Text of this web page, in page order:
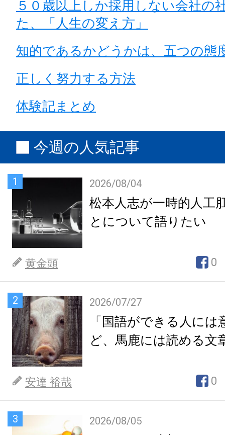
５０歳以上しか採用しない会社の
た、「人生の変え方」
知的であるかどうかは、五つの態
正しく努力する方法
体験記まとめ
今週の人気記事
1 2026/08/04
松本人志が一時的人工
とについて語りたい
黄金頭 0
2 2026/07/27
「国語ができる人には
ど、馬鹿には読める文
安達 裕哉 0
3 2026/08/05